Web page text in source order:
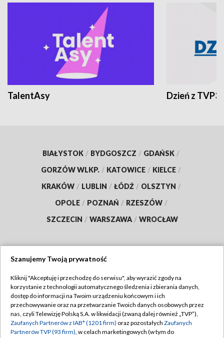
TalentAsy Dzień z TVP3
BIAŁYSTOK / BYDGOSZCZ / GDAŃSK /
GORZÓW WLKP. / KATOWICE / KIELCE /
KRAKÓW / LUBLIN / ŁÓDŹ / OLSZTYN /
OPOLE / POZNAŃ / RZESZÓW /
SZCZECIN / WARSZAWA / WROCŁAW
TVP
Abonament TVP
Emisja w TVP
Regulamin TVP
Polityka prywatności
Szanujemy Twoją prywatność
Kliknij "Akceptuję i przechodzę do serwisu", aby wyrazić zgody na
korzystanie z technologii automatycznego śledzenia i zbierania danych,
dostęp do informacji na Twoim urządzeniu końcowym i ich
przechowywanie oraz na przetwarzanie Twoich danych osobowych przez
nas, czyli Telewizję Polską S.A. w likwidacji (zwaną dalej również „TVP”),
Zaufanych Partnerów z IAB* (1201 firm) oraz pozostałych Zaufanych
Partnerów TVP (93 firm), w celach marketingowych (w tym do